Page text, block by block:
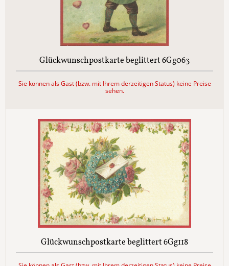
Glückwunschpostkarte beglittert 6Gg063
Sie können als Gast (bzw. mit Ihrem derzeitigen Status) keine Preise
sehen.
Glückwunschpostkarte beglittert 6Gg118